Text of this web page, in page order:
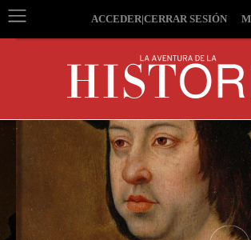
ACCEDER|CERRAR SESIÓN